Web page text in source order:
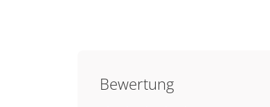
Bewertung